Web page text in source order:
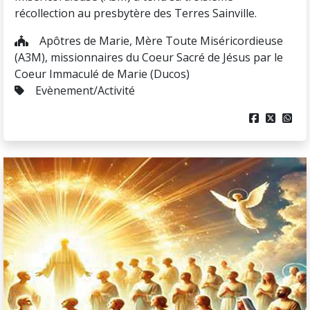
récollection au presbytère des Terres Sainville.
Apôtres de Marie, Mère Toute Miséricordieuse
(A3M), missionnaires du Coeur Sacré de Jésus par le
Coeur Immaculé de Marie (Ducos)
Evènement/Activité
  